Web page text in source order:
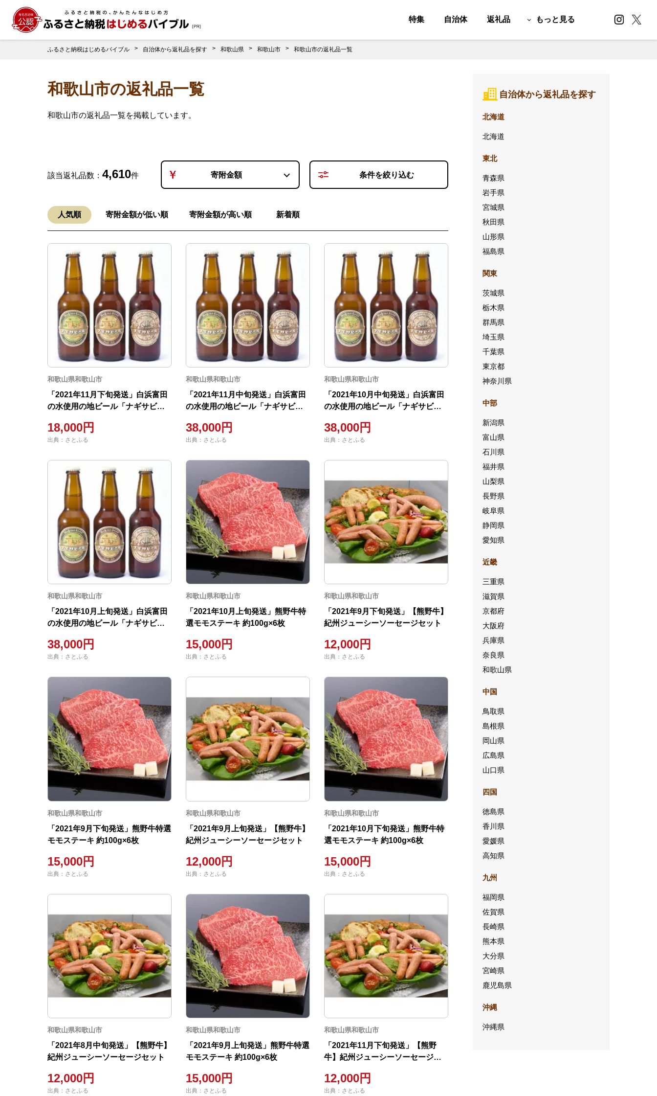
特集 自治体 返礼品 もっと見る
ふるさと納税はじめるバイブル 自治体から返礼品を探す 和歌山県 和歌山市 和歌山市の返礼品一覧
和歌山市の返礼品一覧
和歌山市の返礼品一覧を掲載しています。
該当返礼品数： 4,610件 寄附金額 条件を絞り込む
人気順 寄附金額が低い順 寄附金額が高い順 新着順
和歌山県和歌山市
「2021年11月下旬発送」白浜富田
の水使用の地ビール「ナギサビー
18,000円
出典：さとふる
和歌山県和歌山市
「2021年11月中旬発送」白浜富田
の水使用の地ビール「ナギサビー
38,000円
出典：さとふる
和歌山県和歌山市
「2021年10月中旬発送」白浜富田
の水使用の地ビール「ナギサビー
38,000円
出典：さとふる
和歌山県和歌山市
「2021年10月上旬発送」白浜富田
の水使用の地ビール「ナギサビー
38,000円
出典：さとふる
和歌山県和歌山市
「2021年10月上旬発送」熊野牛特
選モモステーキ 約100g×6枚
15,000円
出典：さとふる
和歌山県和歌山市
「2021年9月下旬発送」【熊野牛】
紀州ジューシーソーセージセット
12,000円
出典：さとふる
和歌山県和歌山市
「2021年9月下旬発送」熊野牛特選
モモステーキ 約100g×6枚
15,000円
出典：さとふる
和歌山県和歌山市
「2021年9月上旬発送」【熊野牛】
紀州ジューシーソーセージセット
12,000円
出典：さとふる
和歌山県和歌山市
「2021年10月下旬発送」熊野牛特
選モモステーキ 約100g×6枚
15,000円
出典：さとふる
和歌山県和歌山市
「2021年8月中旬発送」【熊野牛】
紀州ジューシーソーセージセット
12,000円
出典：さとふる
和歌山県和歌山市
「2021年9月上旬発送」熊野牛特選
モモステーキ 約100g×6枚
15,000円
出典：さとふる
和歌山県和歌山市
「2021年11月下旬発送」【熊野
牛】紀州ジューシーソーセージセ
12,000円
出典：さとふる
自治体から返礼品を探す
北海道
北海道
東北
青森県
岩手県
宮城県
秋田県
山形県
福島県
関東
茨城県
栃木県
群馬県
埼玉県
千葉県
東京都
神奈川県
中部
新潟県
富山県
石川県
福井県
山梨県
長野県
岐阜県
静岡県
愛知県
近畿
三重県
滋賀県
京都府
大阪府
兵庫県
奈良県
和歌山県
中国
鳥取県
島根県
岡山県
広島県
山口県
四国
徳島県
香川県
愛媛県
高知県
九州
福岡県
佐賀県
長崎県
熊本県
大分県
宮崎県
鹿児島県
沖縄
沖縄県